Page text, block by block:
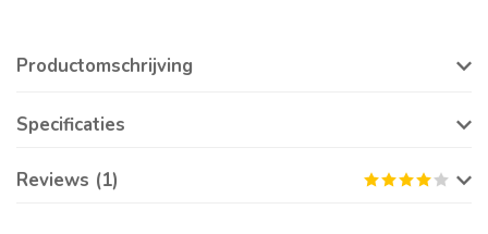
Productomschrijving
Specificaties
Reviews (1)